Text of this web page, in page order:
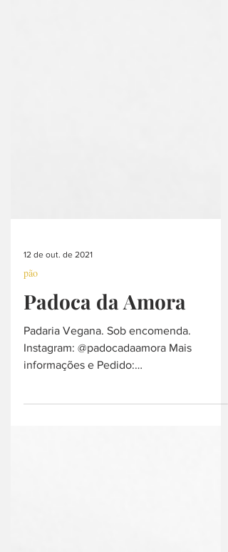
12 de out. de 2021
pão
Padoca da Amora
Padaria Vegana. Sob encomenda.
informações e Pedido: